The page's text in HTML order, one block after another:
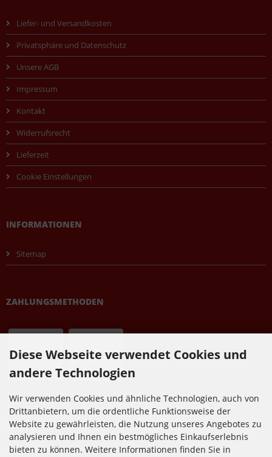
Liefer- und Versandkosten
Privatsphäre und Datenschutz
Unsere AGB
Impressum
Kontakt
Widerrufsrecht
Lieferzeit
Cookie Einstellungen
INFORMATIONEN
Sitemap
ZAHLUNGSMETHODEN
NEWSLETTER-ANMELDUNG
E-Mail-Adresse:
Diese Webseite verwendet Cookies und
andere Technologien
Wir verwenden Cookies und ähnliche Technologien, auch von
Drittanbietern, um die ordentliche Funktionsweise der
Website zu gewährleisten, die Nutzung unseres Angebotes zu
analysieren und Ihnen ein bestmögliches Einkaufserlebnis
bieten zu können. Weitere Informationen finden Sie in